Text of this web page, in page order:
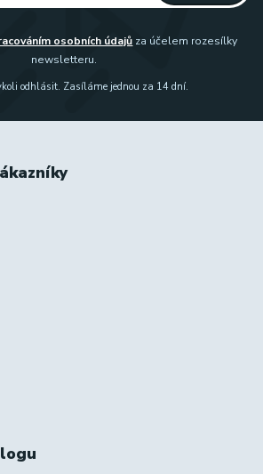
osobních údajů za účelem rozesílky
newsletteru.
odhlásit. Zasíláme jednou za 14 dní.